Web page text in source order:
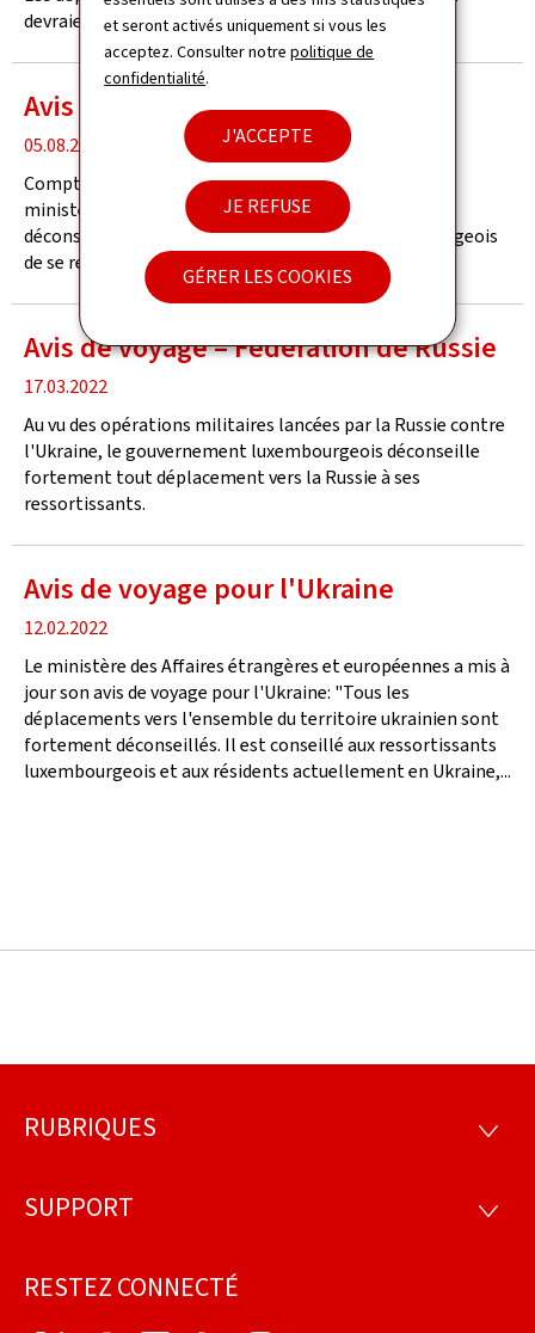
et seront activés uniquement si vous les
acceptez. Consulter notrepolitique de
confidentialité.
J'ACCEPTE
JE REFUSE
GÉRER LES COOKIES
devraient être reportés.
Avis de voyage - Niger
date
de
publication
05.08.2023
Compte tenu des récents événements au Niger, le
ministère des Affaires étrangères et européennes
déconseille fortement aux ressortissants luxembourgeois
de se rendre dans le pays.
Avis de voyage – Fédération de Russie
date
de
publication
17.03.2022
Au vu des opérations militaires lancées par la Russie contre
l'Ukraine, le gouvernement luxembourgeois déconseille
fortement tout déplacement vers la Russie à ses
ressortissants.
Avis de voyage pour l'Ukraine
date
de
publication
12.02.2022
Le ministère des Affaires étrangères et européennes a mis à
jour son avis de voyage pour l'Ukraine: "Tous les
déplacements vers l'ensemble du territoire ukrainien sont
fortement déconseillés. Il est conseillé aux ressortissants
luxembourgeois et aux résidents actuellement en Ukraine,...
Pied
page
RUBRIQUES
SUPPORT
RESTEZ CONNECTÉ